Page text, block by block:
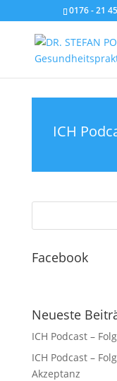
0176 - 21
ICH
Facebook
Neueste
ICH Podcast –
ICH Podcast –
Akzeptanz